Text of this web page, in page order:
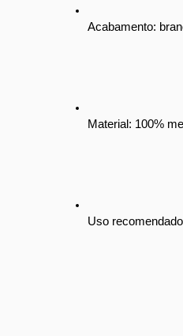
Acabamento:
Material: 100%
Uso